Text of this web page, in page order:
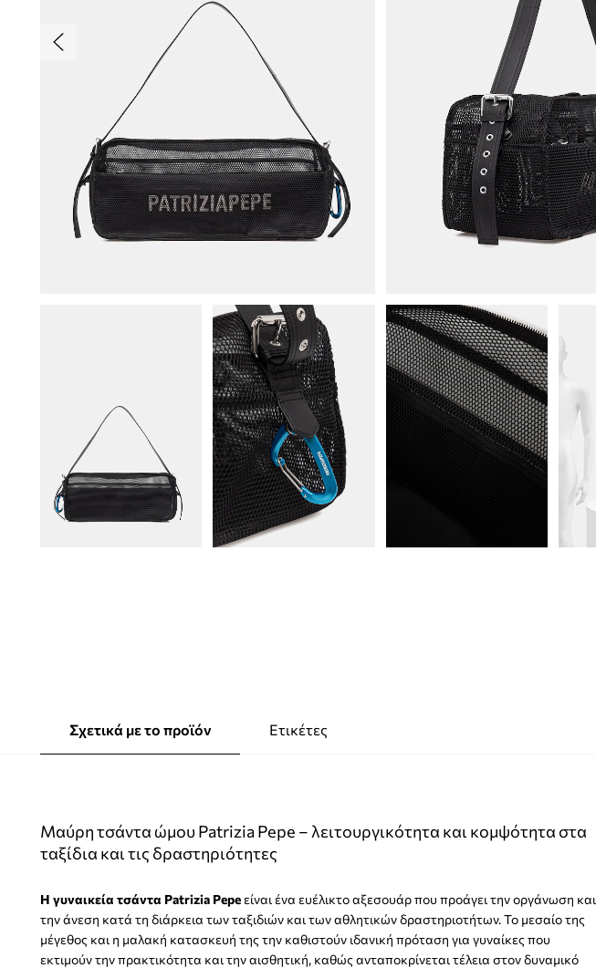
Σχετικά με το προϊόν Ετικέτες
Μαύρη τσάντα ώμου Patrizia Pepe – λειτουργικότητα και κομψότητα στα
ταξίδια και τις δραστηριότητες
Η γυναικεία τσάντα Patrizia Pepeείναι ένα ευέλικτο αξεσουάρ που προάγει την οργάνωση και
την άνεση κατά τη διάρκεια των ταξιδιών και των αθλητικών δραστηριοτήτων. Το μεσαίο της
μέγεθος και η μαλακή κατασκευή της την καθιστούν ιδανική πρόταση για γυναίκες που
εκτιμούν την πρακτικότητα και την αισθητική, καθώς ανταποκρίνεται τέλεια στον δυναμικό